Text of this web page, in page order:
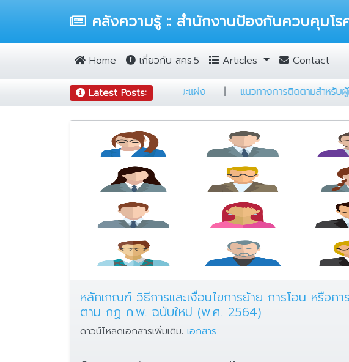
คลังความรู้ :: สำนักงานป้องกันควบคุมโ
Home เกี่ยวกับ สคร.5 Articles Contact
Latest Posts:
ยวัณโรคแห่งชาติ (NTIP)|แผ่นพับวัณโรคระยะแฝง |แนวทางการติดตาม
หลักเกณฑ์ วิธีการและเงื่อนไขการย้าย การโอน หรือก
ตาม กฏ ก.พ. ฉบับใหม่ (พ.ศ. 2564)
ดาวน์โหลดเอกสารเพิ่มเติม: เอกสาร